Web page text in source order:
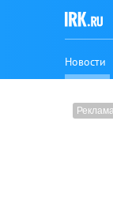
Новости